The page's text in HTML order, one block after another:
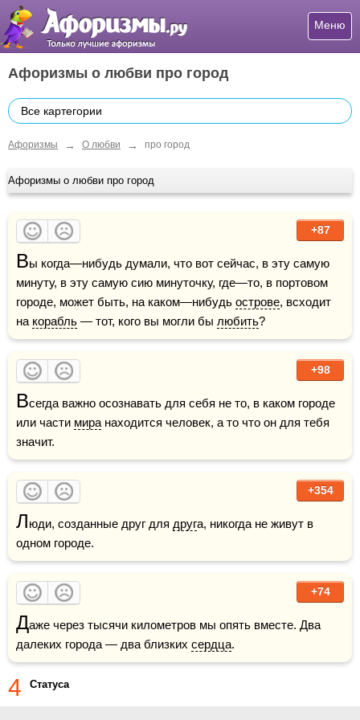
Меню
Афоризмы о любви про город
Все картегории
Афоризмы → О любви → про город
Афоризмы о любви про город
+87
Вы когда—нибудь думали, что вот сейчас, в эту самую
минуту, в эту самую сию минуточку, где—то, в портовом
городе, может быть, на каком—нибудь острове, всходит
на корабль — тот, кого вы могли бы любить?
+98
Всегда важно осознавать для себя не то, в каком городе
или части мира находится человек, а то что он для тебя
значит.
+354
Люди, созданные друг для друга, никогда не живут в
одном городе.
+74
Даже через тысячи километров мы опять вместе. Два
далеких города — два близких сердца.
4 Статуса